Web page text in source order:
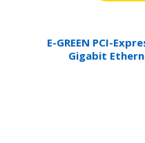
E-GREEN PCI-
Gigabit